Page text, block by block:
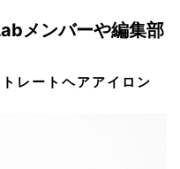
メンバーや編集部
レートヘアアイロン